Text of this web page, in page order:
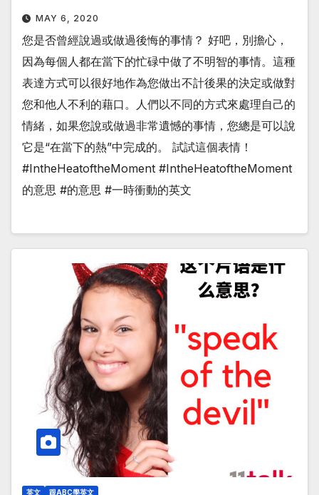
MAY 6, 2020
您是否曾經說過或做過後悔的事情？ 好吧，別擔心，
因為每個人都在當下的忙碌中做了不明智的事情。這種
表達方式可以很好地作為您做出不計後果的決定或做對
您和他人不利的藉口。人們以不同的方式來處理自己的
情緒，如果您說或做過非常遺憾的事情，您總是可以說
它是“在當下的熱”中完成的。 試試這個表情！
#IntheHeatoftheMoment #IntheHeatoftheMoment
的意思 #的意思 #一時衝動的英文
英文 跟ABC學英文